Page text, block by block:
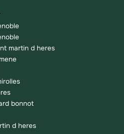
martin d heres
bonnot
d heres